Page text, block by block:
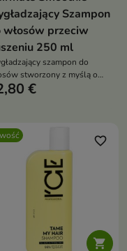
Szampon
włosów przeciw
250 ml
szampon do
stworzony z myślą o
niesfornych, suchych i
€

favorite_border